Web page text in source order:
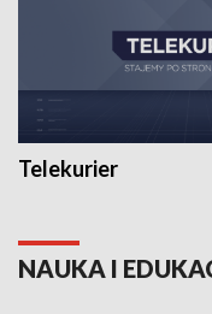
Telekurier
NAUKA I